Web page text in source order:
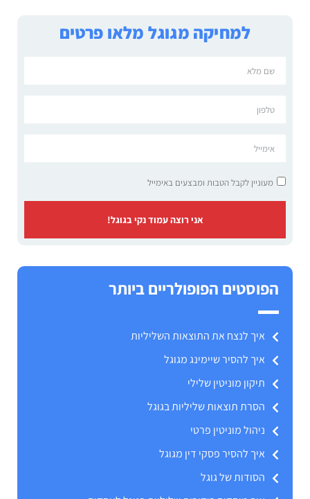
למחיקה מגוגל מלאו פרטים
מעוניין לקבל הטבות ומבצעים באימייל
אני רוצה עמוד נקי בגוגל!
הפוסטים הפופולריים ביותר
איך לנצח את התוצאות השליליות
איך להסיר שיימינג מגוגל
תיקון מוניטין שלילי
הסרת תוצאות שליליות בגוגל
ניהול מוניטין פרטי
איך להסיר פסקי דין מגוגל
הסודות של גוגל